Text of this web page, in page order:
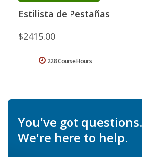
Estilista de Pestañas
$2415.00
228 Course Hours
You've got questions.
We're here to help.